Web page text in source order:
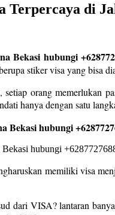
Terpercaya di
Bekasi hubungi
stiker visa yang bisa
orang memerlukan
hanya dengan satu
Bekasi hubungi
memiliki visa
dari VISA? lantaran